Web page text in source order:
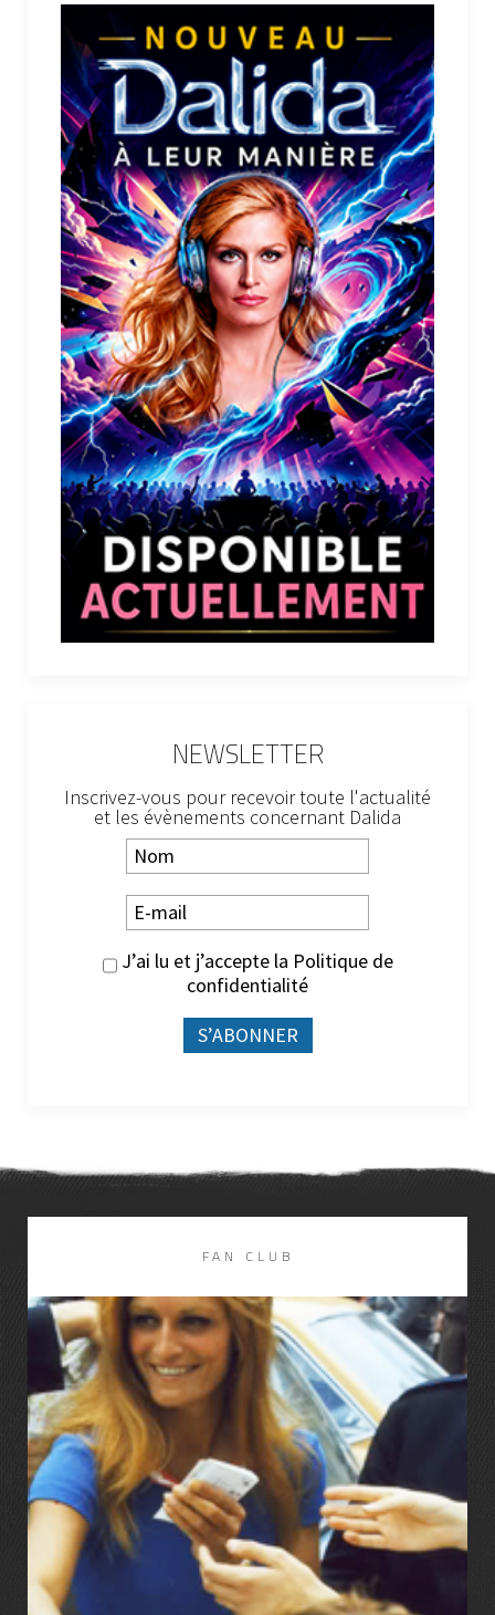
NEWSLETTER
Inscrivez-vous pour recevoir toute l'actualité
et les évènements concernant Dalida
J’ai lu et j’accepte la Politique de
confidentialité
FAN CLUB
LIRE LA SUITE